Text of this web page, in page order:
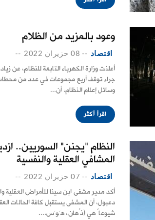
وعود بالمزيد من الظلام
اقتصاد -- 08 حزيران 2022 --
أعلنت وزارة الكهرباء التابعة للنظام، عن
جراء توقف أربع مجموعات في عدد من
وسائل إعلام النظام، أن...
اقرأ أكثر
النظام "يجنن" السوريين..
المشافي العقلية والنفسية
اقتصاد -- 07 حزيران 2022 --
أكد مدير مشفى ابن سينا للأمراض العقلية
دعبول، أن المشفى يستقبل كافة الحالات
شيوعاً هي (ذُهان، هَوَس،...